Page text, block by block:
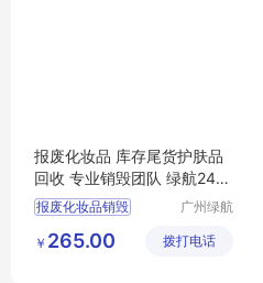
报废化妆品 库存尾货护肤品
回收 专业销毁团队 绿航24h
服务 资质齐全
报废化妆品销毁
尾货化妆品回收
广州绿航
有限公司
￥ 265.00 拨打电话